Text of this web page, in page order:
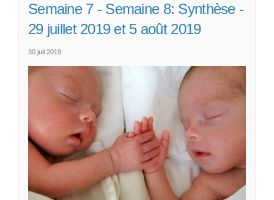
Semaine 7 - Semaine 8: Synthèse -
29 juillet 2019 et 5 août 2019
30 juil 2019